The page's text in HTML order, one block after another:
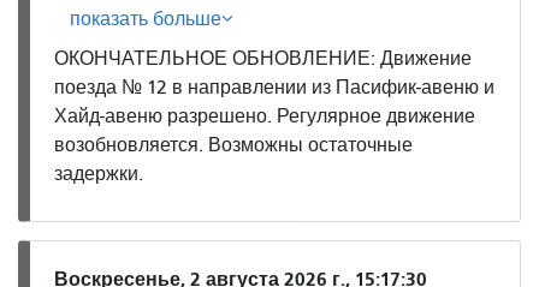
показать больше
ОКОНЧАТЕЛЬНОЕ ОБНОВЛЕНИЕ: Движение
поезда № 12 в направлении из Пасифик-авеню и
Хайд-авеню разрешено. Регулярное движение
возобновляется. Возможны остаточные
задержки.
Воскресенье, 2 августа 2026 г., 15:17:30